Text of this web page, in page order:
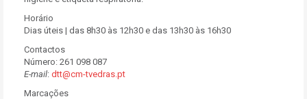
Horário
Dias úteis | das 8h30 às 12h30 e das 13h30 às 16h30
Contactos
Número: 261 098 087
E-mail: dtt@cm-tvedras.pt
Marcações